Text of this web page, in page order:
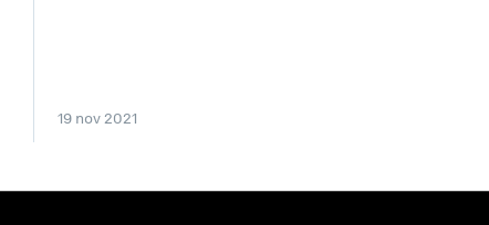
19 nov 2021